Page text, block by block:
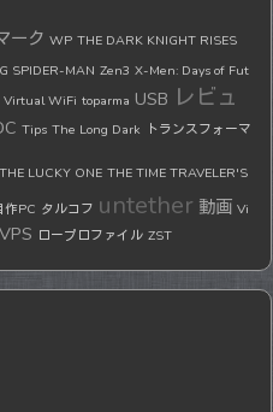
ーク WP THE DARK KNIGHT RISES
SPIDER-MAN Zen3 X-Men: Days of Fut
Virtual WiFi toparma USB レビュ
Tips The Long Dark トランスフォーマ
THE LUCKY ONE THE TIME TRAVELER'S
作PC タルコフ untether 動画 Vi
VPS ロープロファイル ZST